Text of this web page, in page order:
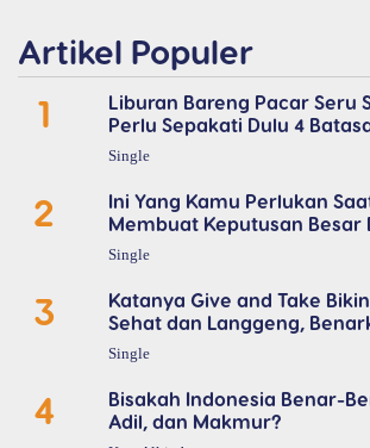
Artikel Populer
1
Liburan Bareng Pacar Seru
Perlu Sepakati Dulu 4
Single
2
Ini Yang Kamu Perlukan
Membuat Keputusan Besar
Single
3
Katanya Give and Take
Sehat dan Langgeng,
Single
4
Bisakah Indonesia Benar-
Adil, dan Makmur?